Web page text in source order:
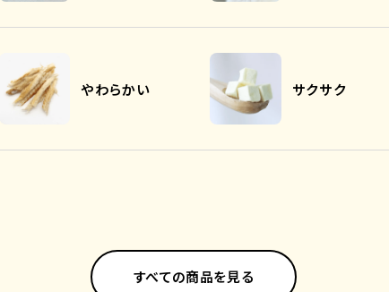
やわらかい サクサク
すべての商品を見る